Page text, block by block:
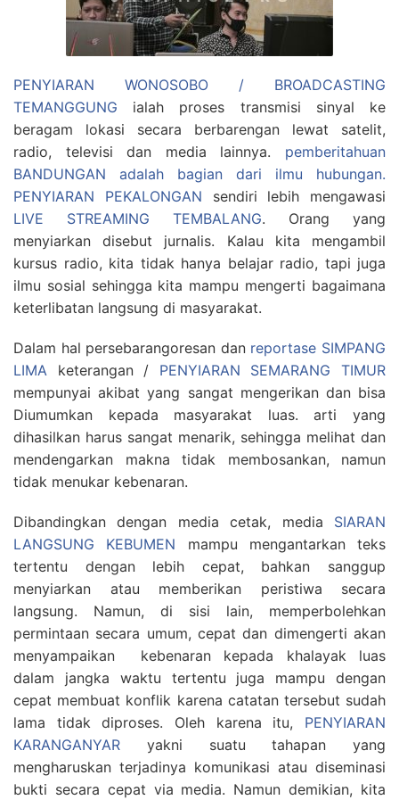
PENYIARAN WONOSOBO / BROADCASTING
TEMANGGUNG ialah proses transmisi sinyal ke
beragam lokasi secara berbarengan lewat satelit,
radio, televisi dan media lainnya. pemberitahuan
BANDUNGAN adalah bagian dari ilmu hubungan.
PENYIARAN PEKALONGAN sendiri lebih mengawasi
LIVE STREAMING TEMBALANG. Orang yang
menyiarkan disebut jurnalis. Kalau kita mengambil
kursus radio, kita tidak hanya belajar radio, tapi juga
ilmu sosial sehingga kita mampu mengerti bagaimana
keterlibatan langsung di masyarakat.
Dalam hal persebarangoresan dan reportase SIMPANG
LIMA keterangan / PENYIARAN SEMARANG TIMUR
mempunyai akibat yang sangat mengerikan dan bisa
Diumumkan kepada masyarakat luas. arti yang
dihasilkan harus sangat menarik, sehingga melihat dan
mendengarkan makna tidak membosankan, namun
tidak menukar kebenaran.
Dibandingkan dengan media cetak, media SIARAN
LANGSUNG KEBUMEN mampu mengantarkan teks
tertentu dengan lebih cepat, bahkan sanggup
menyiarkan atau memberikan peristiwa secara
langsung. Namun, di sisi lain, memperbolehkan
permintaan secara umum, cepat dan dimengerti akan
menyampaikan kebenaran kepada khalayak luas
dalam jangka waktu tertentu juga mampu dengan
cepat membuat konflik karena catatan tersebut sudah
lama tidak diproses. Oleh karena itu, PENYIARAN
KARANGANYAR yakni suatu tahapan yang
mengharuskan terjadinya komunikasi atau diseminasi
bukti secara cepat via media. Namun demikian, kita